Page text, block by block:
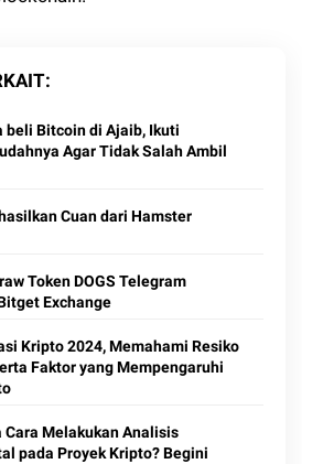
beli Bitcoin di Ajaib, Ikuti
Agar Tidak Salah Ambil
Cuan dari Hamster
Token DOGS Telegram
Exchange
Kripto 2024, Memahami Resiko
Faktor yang Mempengaruhi
Cara Melakukan Analisis
pada Proyek Kripto? Begini